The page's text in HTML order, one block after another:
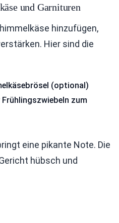
und Garnituren
hinzufügen,
Hier sind die
(optional)
zum
eine pikante Note. Die
hübsch und